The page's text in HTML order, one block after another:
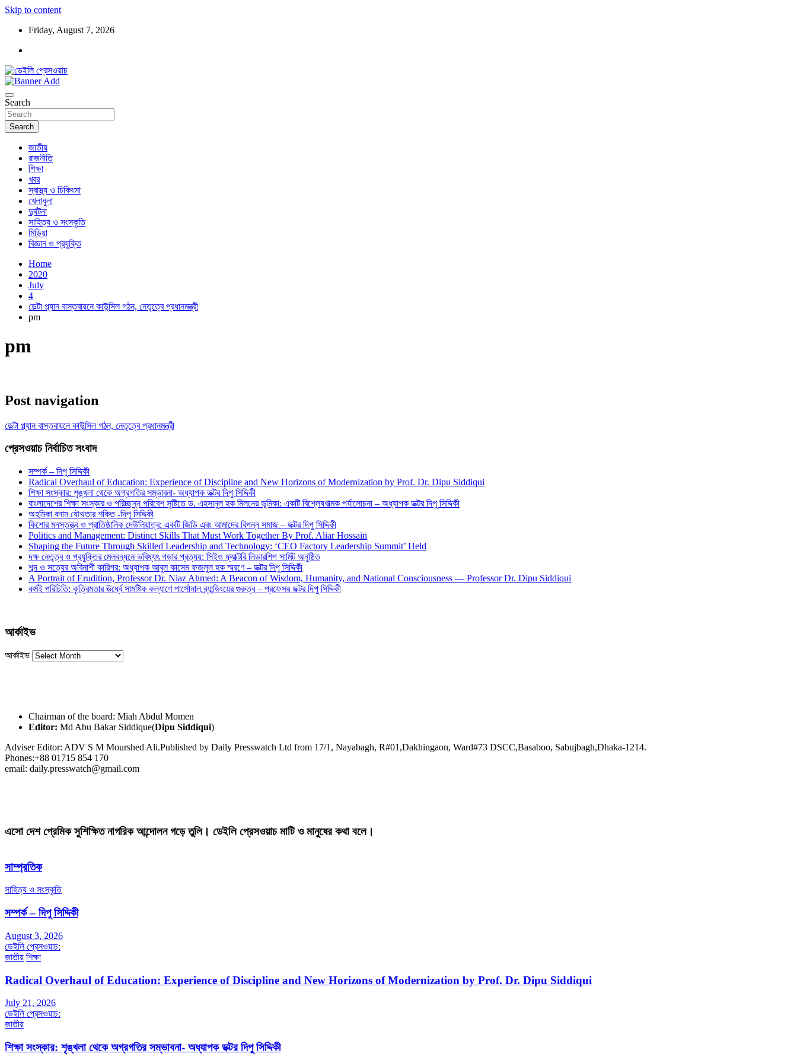
Skip to content
Friday, August 7, 2026
ডেইলি প্রেসওয়াচ
Search
Search
জাতীয়
রাজনীতি
শিক্ষা
খবর
স্বাস্থ্য ও চিকিৎসা
খেলাধুলা
দুর্ঘটনা
সাহিত্য ও সংস্কৃতি
মিডিয়া
বিজ্ঞান ও প্রযুক্তি
Home
2020
July
4
ডেল্টা প্ল্যান বাস্তবায়নে কাউন্সিল গঠন, নেতৃত্বে প্রধানমন্ত্রী
pm
pm
Post navigation
ডেল্টা প্ল্যান বাস্তবায়নে কাউন্সিল গঠন, নেতৃত্বে প্রধানমন্ত্রী
প্রেসওয়াচ নির্বাচিত সংবাদ
সম্পর্ক – দিপু সিদ্দিকী
Radical Overhaul of Education: Experience of Discipline and New Horizons of Modernization by Prof. Dr. Dipu Siddiqui
শিক্ষা সংস্কার: শৃঙ্খলা থেকে অগ্রগতির সম্ভাবনা- অধ্যাপক ডক্টর দিপু সিদ্দিকী
বাংলাদেশের শিক্ষা সংস্কার ও পরিচ্ছন্ন পরিবেশ সৃষ্টিতে ড. এহসানুল হক মিলনের ভূমিকা: একটি বিশ্লেষণাত্মক পর্যালোচনা – অধ্যাপক ডক্টর দিপু সিদ্দিকী
অহমিকা বনাম যৌথতার শক্তি -দিপু সিদ্দিকী
কিশোর মনস্তত্ত্ব ও প্রাতিষ্ঠানিক দেউলিয়াত্ব: একটি জিডি এবং আমাদের বিপন্ন সমাজ – ডক্টর দিপু সিদ্দিকী
Politics and Management: Distinct Skills That Must Work Together By Prof. Aliar Hossain
Shaping the Future Through Skilled Leadership and Technology: ‘CEO Factory Leadership Summit’ Held
দক্ষ নেতৃত্ব ও প্রযুক্তির মেলবন্ধনে ভবিষ্যৎ গড়ার প্রত্যয়: সিইও ফ্যাক্টরি লিডারশিপ সামিট অনুষ্ঠিত
শব্দ ও সত্যের অবিনাশী কারিগর: অধ্যাপক আবুল কাসেম ফজলুল হক স্মরণে – ডক্টর দিপু সিদ্দিকী
A Portrait of Erudition, Professor Dr. Niaz Ahmed: A Beacon of Wisdom, Humanity, and National Consciousness — Professor Dr. Dipu Siddiqui
কর্মই পরিচিতি: কৃত্রিমতার ঊর্ধ্বে সামষ্টিক কল্যাণে পার্সোনাল ব্র্যান্ডিংয়ের গুরুত্ব – প্রফেসর ডক্টর দিপু সিদ্দিকী
আর্কাইভ
আর্কাইভ
Chairman of the board: Miah Abdul Momen
Editor: Md Abu Bakar Siddique(Dipu Siddiqui)
Adviser Editor: ADV S M Mourshed Ali.Published by Daily Presswatch Ltd from 17/1, Nayabagh, R#01,Dakhingaon, Ward#73 DSCC,Basaboo, Sabujbagh,Dhaka-1214.
Phones:+88 01715 854 170
email: daily.presswatch@gmail.com
এসো দেশ প্রেমিক সুশিক্ষিত নাগরিক আন্দোলন গড়ে তুলি। ডেইলি প্রেসওয়াচ মাটি ও মানুষের কথা বলে।
সাম্প্রতিক
সাহিত্য ও সংস্কৃতি
সম্পর্ক – দিপু সিদ্দিকী
August 3, 2026
ডেইলি প্রেসওয়াচ:
জাতীয় শিক্ষা
Radical Overhaul of Education: Experience of Discipline and New Horizons of Modernization by Prof. Dr. Dipu Siddiqui
July 21, 2026
ডেইলি প্রেসওয়াচ:
জাতীয়
শিক্ষা সংস্কার: শৃঙ্খলা থেকে অগ্রগতির সম্ভাবনা- অধ্যাপক ডক্টর দিপু সিদ্দিকী